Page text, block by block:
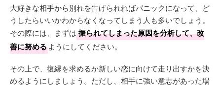
大好きな相手から別れを告げられればパニックになって、ど
うしたらいいかわからなくなってしまう人も多いでしょう。
その際には、まずは 振られてしまった原因を分析して、改
善に努めるようにしてください。
その上で、復縁を求めるか新しい恋に向けて走り出すかを決
めるようにしましょう。ただし、相手に強い意志があった場